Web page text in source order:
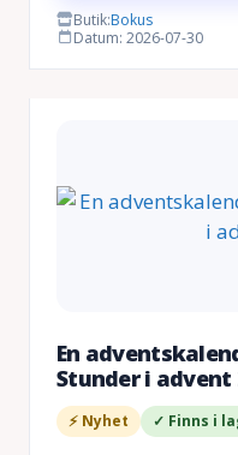
Butik:Bokus
Datum: 2026-07-30
En
Stunder i advent
⚡ Nyhet ✓ Finns i